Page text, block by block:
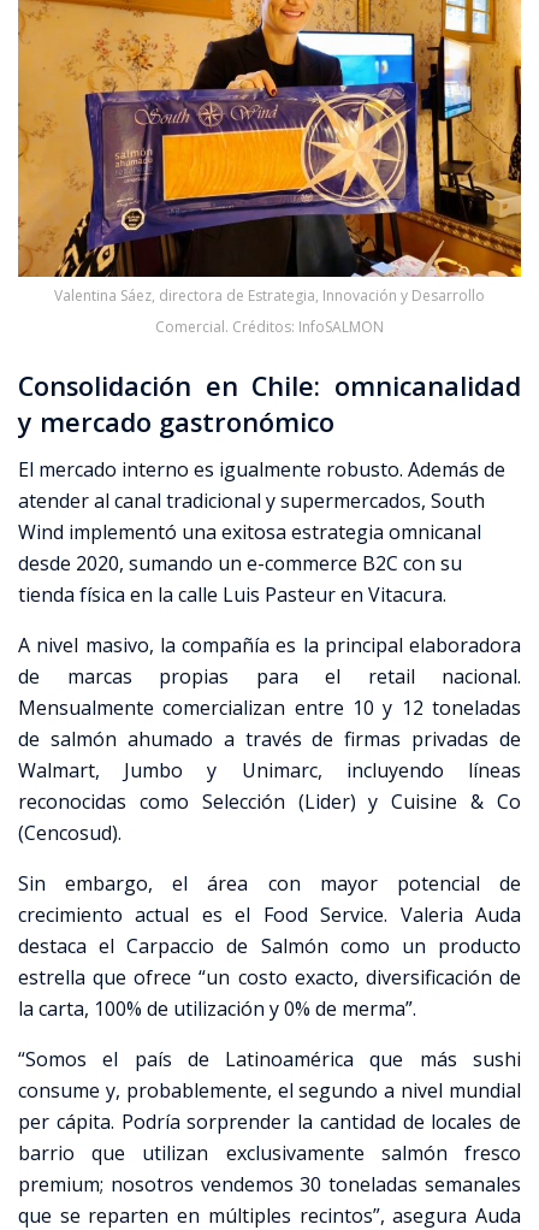
Valentina Sáez, directora de Estrategia, Innovación y Desarrollo
Comercial. Créditos: InfoSALMON
Consolidación en Chile: omnicanalidad
y mercado gastronómico
El mercado interno es igualmente robusto. Además de
atender al canal tradicional y supermercados, South
Wind implementó una exitosa estrategia omnicanal
desde 2020, sumando un e-commerce B2C con su
tienda física en la calle Luis Pasteur en Vitacura.
A nivel masivo, la compañía es la principal elaboradora
de marcas propias para el retail nacional.
Mensualmente comercializan entre 10 y 12 toneladas
de salmón ahumado a través de firmas privadas de
Walmart, Jumbo y Unimarc, incluyendo líneas
reconocidas como Selección (Lider) y Cuisine & Co
(Cencosud).
Sin embargo, el área con mayor potencial de
crecimiento actual es el Food Service. Valeria Auda
destaca el Carpaccio de Salmón como un producto
estrella que ofrece “un costo exacto, diversificación de
la carta, 100% de utilización y 0% de merma”.
“Somos el país de Latinoamérica que más sushi
consume y, probablemente, el segundo a nivel mundial
per cápita. Podría sorprender la cantidad de locales de
barrio que utilizan exclusivamente salmón fresco
premium; nosotros vendemos 30 toneladas semanales
que se reparten en múltiples recintos”, asegura Auda